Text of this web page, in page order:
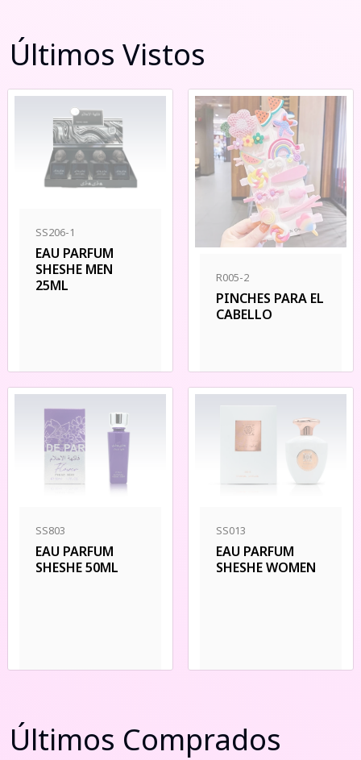
Últimos Vistos
SS206-1
EAU PARFUM
SHESHE MEN
25ML
R005-2
PINCHES PARA EL
CABELLO
SS803
EAU PARFUM
SHESHE 50ML
SS013
EAU PARFUM
SHESHE WOMEN
Últimos Comprados